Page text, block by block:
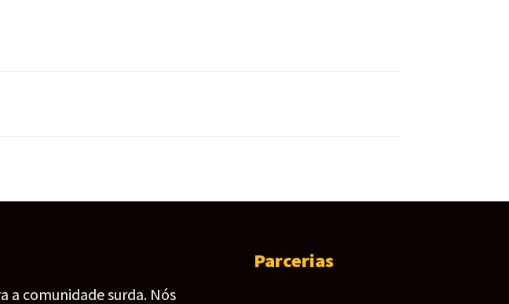
a comunidade surda. Nós
Parcerias